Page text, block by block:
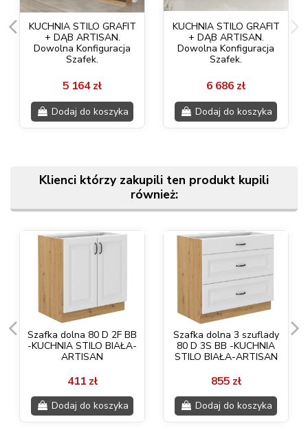
KUCHNIA STILO GRAFIT
+ DĄB ARTISAN.
Dowolna Konfiguracja
Szafek.
5 164 zł
Dodaj do koszyka
KUCHNIA STILO GRAFIT
+ DĄB ARTISAN.
Dowolna Konfiguracja
Szafek.
6 686 zł
Dodaj do koszyka
Klienci którzy zakupili ten produkt kupili
również:
Szafka dolna 80 D 2F BB
-KUCHNIA STILO BIAŁA-
ARTISAN
411 zł
Dodaj do koszyka
Szafka dolna 3 szuflady
80 D 3S BB -KUCHNIA
STILO BIAŁA-ARTISAN
855 zł
Dodaj do koszyka